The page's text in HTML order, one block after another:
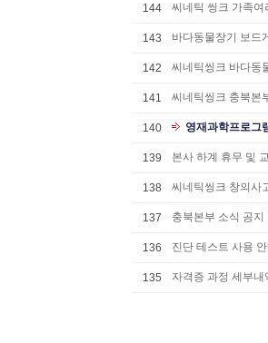
144 씨네틱 씽크 가족여
143 바다동물장기 보드
142 씨네틱씽크 바다동
141 씨네틱씽크 충북본
140 영재과학프로그
139 본사 하계 휴무 및
138 씨네틱씽크 창의사
137 충북본부 소식 공지
136 진단 테스트 사용
135 자격증 과정 세부내